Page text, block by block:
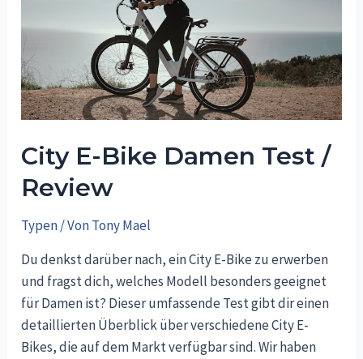
City E-Bike Damen Test /
Review
Typen/ VonTony Mael
Du denkst darüber nach, ein City E-Bike zu erwerben
und fragst dich, welches Modell besonders geeignet
für Damen ist? Dieser umfassende Test gibt dir einen
detaillierten Überblick über verschiedene City E-
Bikes, die auf dem Markt verfügbar sind. Wir haben